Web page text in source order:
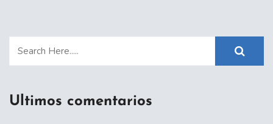
Ultimos comentarios